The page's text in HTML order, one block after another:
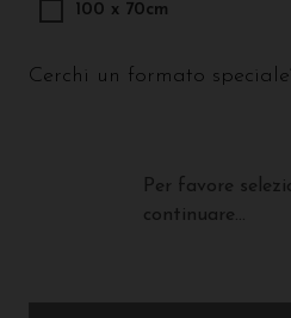
100 x 70cm
Cerchi un formato
Per favore
continuare...